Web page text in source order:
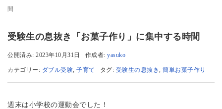
間
受験生の息抜き「お菓子作り」に集中する時間
公開済み: 2023年10月31日 作成者: yasuko
カテゴリー: ダブル受験, 子育て タグ: 受験生の息抜き, 簡単お菓子作り
週末は小学校の運動会でした！